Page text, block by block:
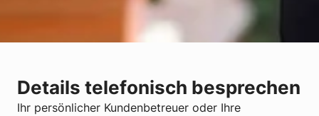
Details telefonisch besprechen
Ihr persönlicher Kundenbetreuer oder Ihre